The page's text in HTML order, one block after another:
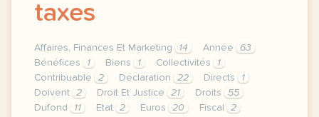
taxes
Affaires, Finances Et Marketing 14 Année
63
Bénéfices
1 Biens 1 Collectivités
1
Contribuable
2 Déclaration 22 Directs
1
Doivent
2 Droit Et Justice 21 Droits
55
Dufond
11 Etat 2 Euros 20 Fiscal
2